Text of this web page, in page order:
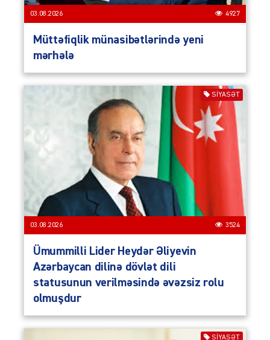
03.08.2026 4927
Müttəfiqlik münasibətlərində yeni
mərhələ
SIYASƏT
03.08.2026 3524
Ümummilli Lider Heydər Əliyevin
Azərbaycan dilinə dövlət dili
statusunun verilməsində əvəzsiz rolu
olmuşdur
SIYASƏT